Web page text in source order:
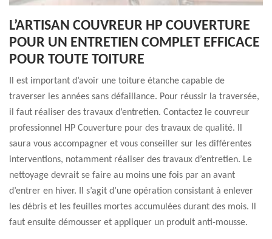
L’ARTISAN COUVREUR HP COUVERTURE
POUR UN ENTRETIEN COMPLET EFFICACE
POUR TOUTE TOITURE
Il est important d’avoir une toiture étanche capable de
traverser les années sans défaillance. Pour réussir la traversée,
il faut réaliser des travaux d’entretien. Contactez le couvreur
professionnel HP Couverture pour des travaux de qualité. Il
saura vous accompagner et vous conseiller sur les différentes
interventions, notamment réaliser des travaux d’entretien. Le
nettoyage devrait se faire au moins une fois par an avant
d’entrer en hiver. Il s’agit d’une opération consistant à enlever
les débris et les feuilles mortes accumulées durant des mois. Il
faut ensuite démousser et appliquer un produit anti-mousse.